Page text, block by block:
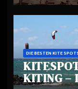
DIE BESTEN KITE
KITING –